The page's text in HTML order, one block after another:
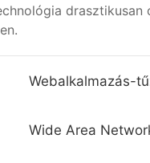
drasztikusan
Webalkalmazás-
Wide Area